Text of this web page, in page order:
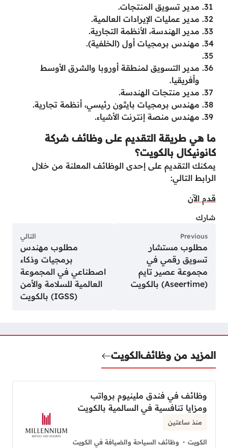
مدير تسويق المنتجات.
مدير عمليات الإيرادات العالمية.
مدير الهندسة، الأنظمة التجارية.
مهندس برمجيات أول (الخلفية).
مدير التسويق لمنطقة أوروبا والشرق الأوسط
وأفريقيا.
مدير منتجات الهندسة.
مهندس برمجيات بايثون رئيسي، أنظمة تجارية.
مهندس منصة إنترنت الأشياء.
ما هي طريقة التقديم على وظائف شركة
كانونيكال بالكويت؟
يمكنك التقديم على إحدى الوظائف المعلنة من خلال
الرابط التالي:
قدم الآن
شارك
Previous
مطلوب مستشار
تسويق رقمي في
مجموعة عصير تايم
(Aseertime) بالكويت
التالي
مطلوب مهندس
برمجيات وذكاء
اصطناعي في المجموعة
العالمية للسلامة والأمن
(IGSS) بالكويت
المزيد من وظائفالكويت
وظائف في فندق ملينيوم برواتب
ومزايا تنافسية في السالمية بالكويت
منذ ساعتين
الكويت وظائف السياحة والضيافة في الكويت